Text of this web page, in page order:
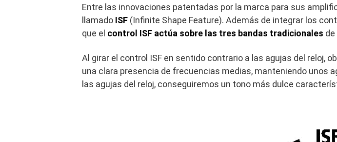
Entre las innovaciones patentadas por la marca para sus
llamado ISF (Infinite Shape Feature). Además de integrar los
que el control ISF actúa sobre las tres bandas tradicionales
Al girar el control ISF en sentido contrario a las agujas del reloj,
una clara presencia de frecuencias medias, manteniendo unos
las agujas del reloj, conseguiremos un tono más dulce